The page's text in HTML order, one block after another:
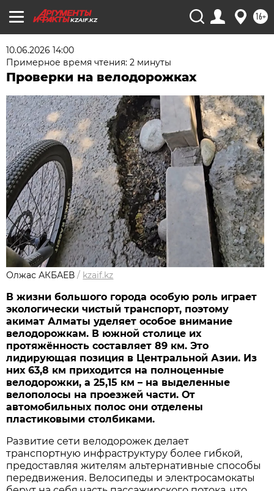
KZAIF.KZ 16+
10.06.2026 14:00
Примерное время чтения: 2 минуты
Проверки на велодорожках
Олжас АКБАЕВ / kzaif.kz
В жизни большого города особую роль играет
экологически чистый транспорт, поэтому
акимат Алматы уделяет особое внимание
велодорожкам. В южной столице их
протяжённость составляет 89 км. Это
лидирующая позиция в Центральной Азии. Из
них 63,8 км приходится на полноценные
велодорожки, а 25,15 км – на выделенные
велополосы на проезжей части. От
автомобильных полос они отделены
пластиковыми столбиками.
Развитие сети велодорожек делает
транспортную инфраструктуру более гибкой,
предоставляя жителям альтернативные способы
передвижения. Велосипеды и электросамокаты